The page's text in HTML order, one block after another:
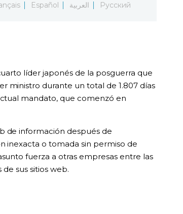
Español العربية Русский
líder japonés de la posguerra que
ministro durante un total de 1.807 días
mandato, que comenzó en
de información después de
inexacta o tomada sin permiso de
fuerza a otras empresas entre las
sus sitios web.